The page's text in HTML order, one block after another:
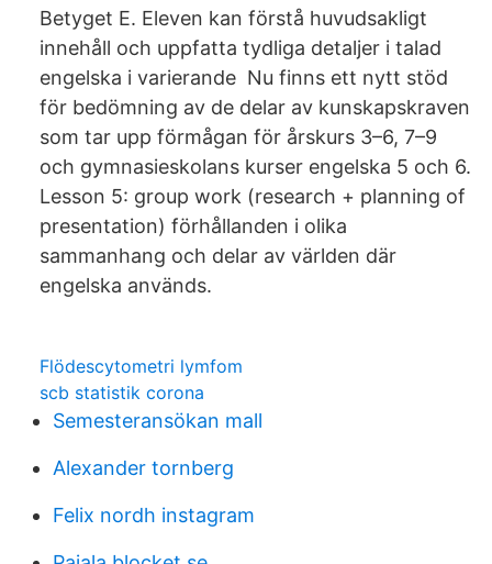
Betyget E. Eleven kan förstå huvudsakligt
innehåll och uppfatta tydliga detaljer i talad
engelska i varierande Nu finns ett nytt stöd
för bedömning av de delar av kunskapskraven
som tar upp förmågan för årskurs 3–6, 7–9
och gymnasieskolans kurser engelska 5 och 6.
Lesson 5: group work (research + planning of
presentation) förhållanden i olika
sammanhang och delar av världen där
engelska används.
Flödescytometri lymfom
scb statistik corona
Semesteransökan mall
Alexander tornberg
Felix nordh instagram